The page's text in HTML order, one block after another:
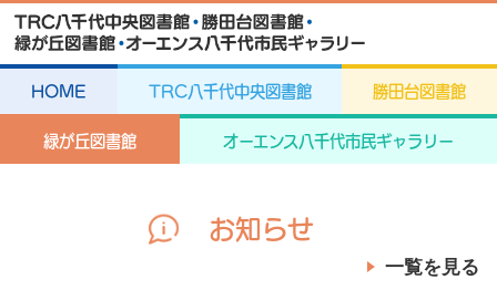
HOME TRC八千代中央図書館 勝田台図書館
緑が丘図書館 オーエンス八千代市民ギャラリー
お知らせ
一覧を見る